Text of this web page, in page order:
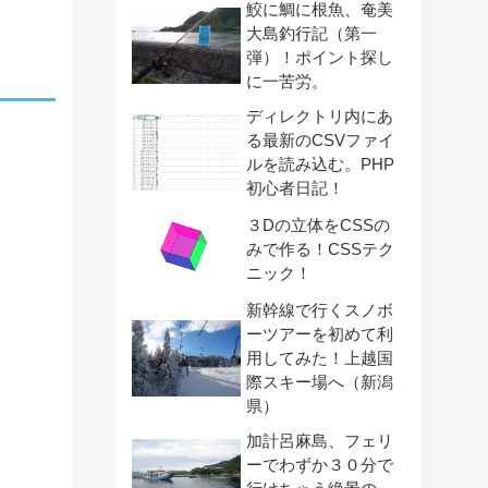
鮫に鯛に根魚、奄美
大島釣行記（第一
弾）！ポイント探し
に一苦労。
ディレクトリ内にあ
る最新のCSVファイ
ルを読み込む。PHP
初心者日記！
３Dの立体をCSSの
みで作る！CSSテク
ニック！
新幹線で行くスノボ
ーツアーを初めて利
用してみた！上越国
際スキー場へ（新潟
県）
加計呂麻島、フェリ
ーでわずか３０分で